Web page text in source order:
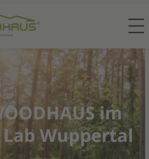
im
Wuppertal